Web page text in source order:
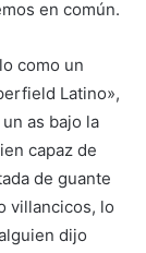
en común.
como un
Latino»,
as bajo la
capaz de
de guante
villancicos, lo
dijo